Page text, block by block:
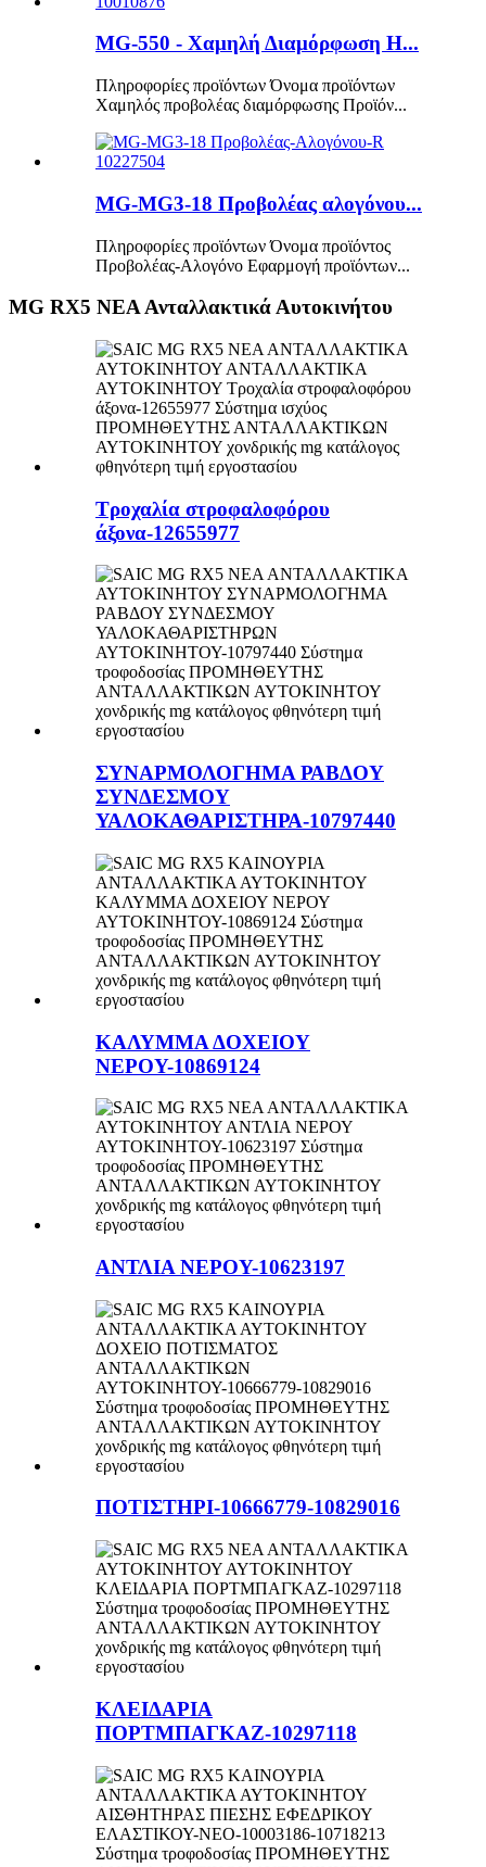
MG-550 - Χαμηλή Διαμόρφωση H...
Πληροφορίες προϊόντων Όνομα προϊόντων
Χαμηλός προβολέας διαμόρφωσης Προϊόν...
MG-MG3-18 Προβολέας αλογόνου...
Πληροφορίες προϊόντων Όνομα προϊόντος
Προβολέας-Αλογόνο Εφαρμογή προϊόντων...
MG RX5 ΝΕΑ Ανταλλακτικά Αυτοκινήτου
Τροχαλία στροφαλοφόρου
άξονα-12655977
ΣΥΝΑΡΜΟΛΟΓΗΜΑ ΡΑΒΔΟΥ
ΣΥΝΔΕΣΜΟΥ
ΥΑΛΟΚΑΘΑΡΙΣΤΗΡΑ-10797440
ΚΑΛΥΜΜΑ ΔΟΧΕΙΟΥ
ΝΕΡΟΥ-10869124
ΑΝΤΛΙΑ ΝΕΡΟΥ-10623197
ΠΟΤΙΣΤΗΡΙ-10666779-10829016
ΚΛΕΙΔΑΡΙΑ
ΠΟΡΤΜΠΑΓΚΑΖ-10297118